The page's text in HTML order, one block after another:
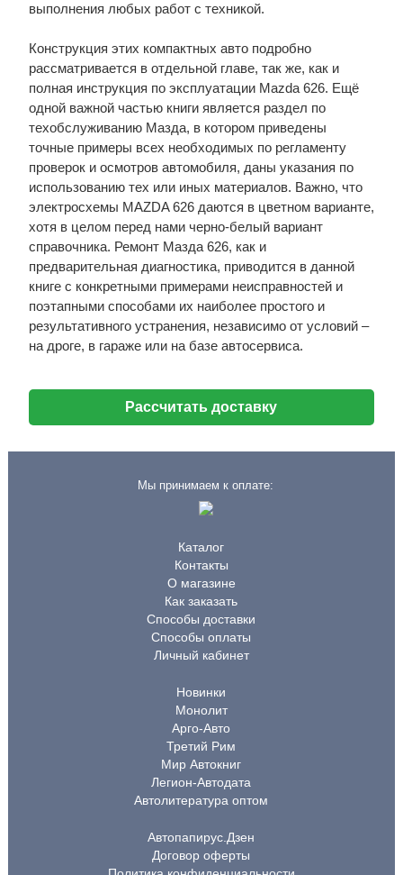
выполнения любых работ с техникой.
Конструкция этих компактных авто подробно
рассматривается в отдельной главе, так же, как и
полная инструкция по эксплуатации Mazda 626. Ещё
одной важной частью книги является раздел по
техобслуживанию Мазда, в котором приведены
точные примеры всех необходимых по регламенту
проверок и осмотров автомобиля, даны указания по
использованию тех или иных материалов. Важно, что
электросхемы MAZDA 626 даются в цветном варианте,
хотя в целом перед нами черно-белый вариант
справочника. Ремонт Мазда 626, как и
предварительная диагностика, приводится в данной
книге с конкретными примерами неисправностей и
поэтапными способами их наиболее простого и
результативного устранения, независимо от условий –
на дроге, в гараже или на базе автосервиса.
Рассчитать доставку
Мы принимаем к оплате:
Каталог
Контакты
О магазине
Как заказать
Способы доставки
Способы оплаты
Личный кабинет
Новинки
Монолит
Арго-Авто
Третий Рим
Мир Автокниг
Легион-Автодата
Автолитература оптом
Автопапирус.Дзен
Договор оферты